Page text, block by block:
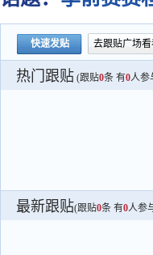
快速发贴 去跟贴广场看
热门跟贴 (跟贴0条 有0人参
最新跟贴(跟贴0条 有0人参